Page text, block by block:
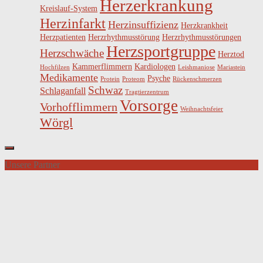
Kreislauf-System Herzerkrankung
Herzinfarkt Herzinsuffizienz Herzkrankheit
Herzpatienten Herzrhythmusstörung Herzrhythmusstörungen
HerzschwächeHerzsportgruppe Herztod
Hochfilzen Kammerflimmern Kardiologen Leishmaniose Mariastein
Medikamente Protein Proteom Psyche Rückenschmerzen
Schlaganfall Schwaz Tragtierzentrum
Vorhofflimmern Vorsorge Weihnachtsfeier
Wörgl
Unsere Partner